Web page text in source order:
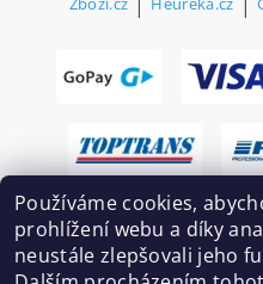
| |
Používáme cookies,
prohlížení webu a díky
neustále zlepšovali jeho